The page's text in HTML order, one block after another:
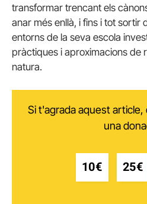
transformar trencant els
anar més enllà, i fins i tot sortir
entorns de la seva escola
pràctiques i aproximacions de
natura.
Si t'agrada aquest
una
10€ 25€